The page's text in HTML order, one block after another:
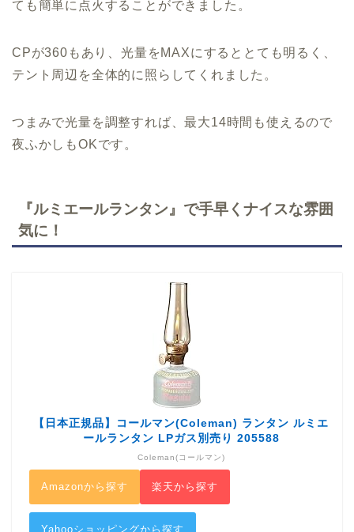
ても簡単に点火することができました。
CPが360もあり、光量をMAXにするととても明るく、
テント周辺を全体的に照らしてくれました。
つまみで光量を調整すれば、最大14時間も使えるので
夜ふかしもOKです。
『ルミエールランタン』で手早くナイスな雰囲
気に！
【日本正規品】コールマン(Coleman) ランタン ルミエ
ールランタン LPガス別売り 205588
Coleman(コールマン)
Amazonから探す 楽天から探す
Yahooショッピングから探す